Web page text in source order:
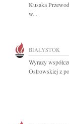
Kusaka
w...
BIAŁYSTOK
Wyrazy
Ostrowskiej z